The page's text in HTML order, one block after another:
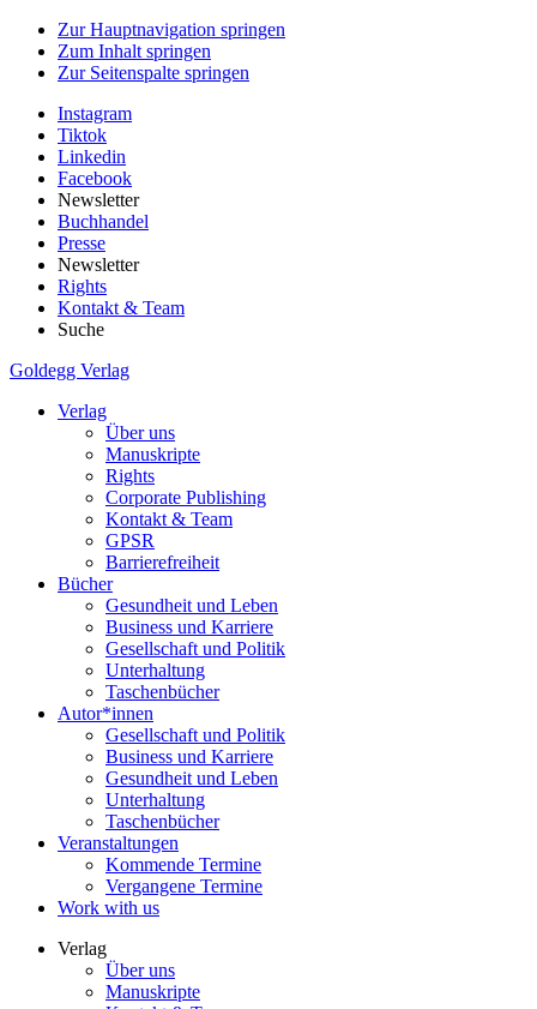
Zur Hauptnavigation springen
Zum Inhalt springen
Zur Seitenspalte springen
Instagram
Tiktok
Linkedin
Facebook
Newsletter
Buchhandel
Presse
Newsletter
Rights
Kontakt & Team
Suche
Goldegg Verlag
Verlag
Über uns
Manuskripte
Rights
Corporate Publishing
Kontakt & Team
GPSR
Barrierefreiheit
Bücher
Gesundheit und Leben
Business und Karriere
Gesellschaft und Politik
Unterhaltung
Taschenbücher
Autor*innen
Gesellschaft und Politik
Business und Karriere
Gesundheit und Leben
Unterhaltung
Taschenbücher
Veranstaltungen
Kommende Termine
Vergangene Termine
Work with us
Verlag
Über uns
Manuskripte